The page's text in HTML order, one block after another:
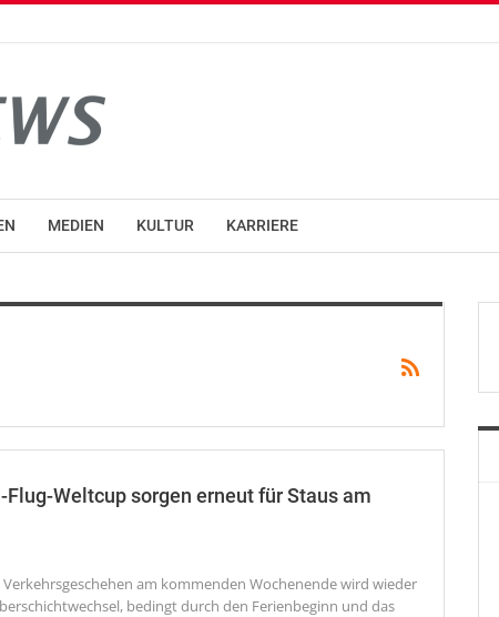
MEDIEN KULTUR KARRIERE
Weltcup sorgen erneut für Staus am
Verkehrsgeschehen am kommenden Wochenende wird wieder
bedingt durch den Ferienbeginn und das